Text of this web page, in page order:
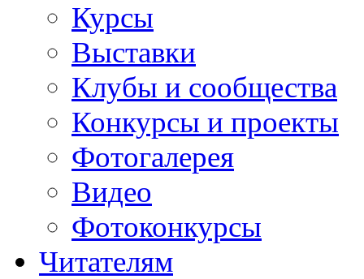
Курсы
Выставки
Клубы и сообщества
Конкурсы и проекты
Фотогалерея
Видео
Фотоконкурсы
Читателям